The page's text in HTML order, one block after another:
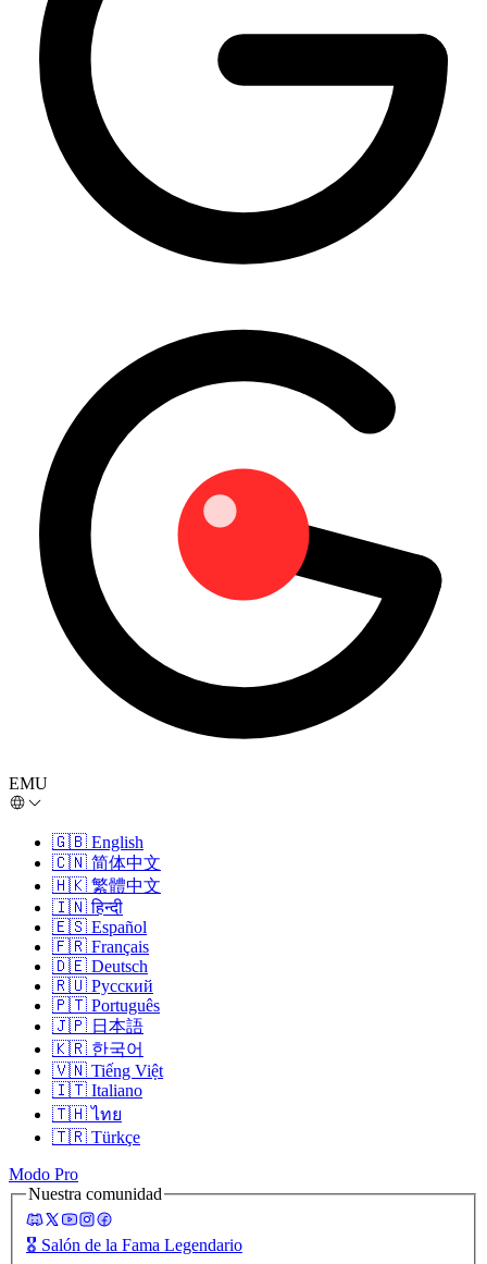
EMU
🇬🇧 English
🇨🇳 简体中文
🇭🇰 繁體中文
🇮🇳 हिन्दी
🇪🇸 Español
🇫🇷 Français
🇩🇪 Deutsch
🇷🇺 Русский
🇵🇹 Português
🇯🇵 日本語
🇰🇷 한국어
🇻🇳 Tiếng Việt
🇮🇹 Italiano
🇹🇭 ไทย
🇹🇷 Türkçe
Modo Pro
Nuestra comunidad
🎖️ Salón de la Fama Legendario